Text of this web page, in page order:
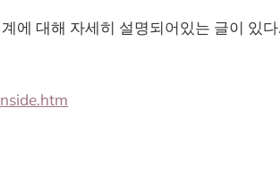
에 대해 자세히 설명되어있는 글이 있